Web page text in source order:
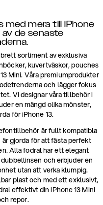
med mera till iPhone
av de senaste
sortiment av exklusiva
kuvertväskor, pouches
Mini. Våra premiumprodukter
och lägger fokus
Vi designar våra tillbehör i
en mängd olika mönster,
för iPhone 13.
är fullt kompatibla
gjorda för att fästa perfekt
Alla fodral har ett elegant
och erbjuder en
utan att verka klumpig.
plast och med ett exklusivt,
effektivt din iPhone 13 Mini
repor.